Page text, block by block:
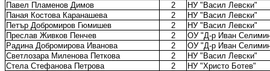
Павел Пламенов Димов
2
НУ "Васил Левски"
Паная Костова Каранашева
2
НУ "Васил Левски"
Петър Добромиров Гюмишев
2
НУ "Васил Левски"
Преслав Живков Пенчев
2
ОУ "Д-р Иван
Радина Добромирова Иванова
2
ОУ "Д-р Иван
Светлозара Миленова Петкова
2
НУ "Васил Левски"
Стела Стефанова Петрова
2
НУ "Христо Ботев"